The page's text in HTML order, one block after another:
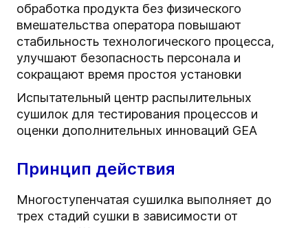
обработка продукта без физического
вмешательства оператора повышают
стабильность технологического процесса,
улучшают безопасность персонала и
сокращают время простоя установки
Испытательный центр распылительных
сушилок для тестирования процессов и
оценки дополнительных инноваций GEA
Принцип действия
Многоступенчатая сушилка выполняет до
трех стадий сушки в зависимости от